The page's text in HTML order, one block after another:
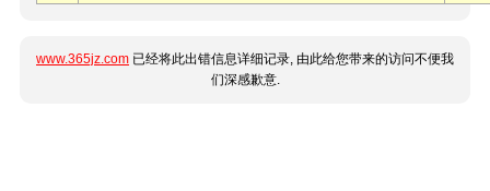
www.365jz.com 已经将此出错信息详细记录, 由此给您带来的访问不便我
们深感歉意.